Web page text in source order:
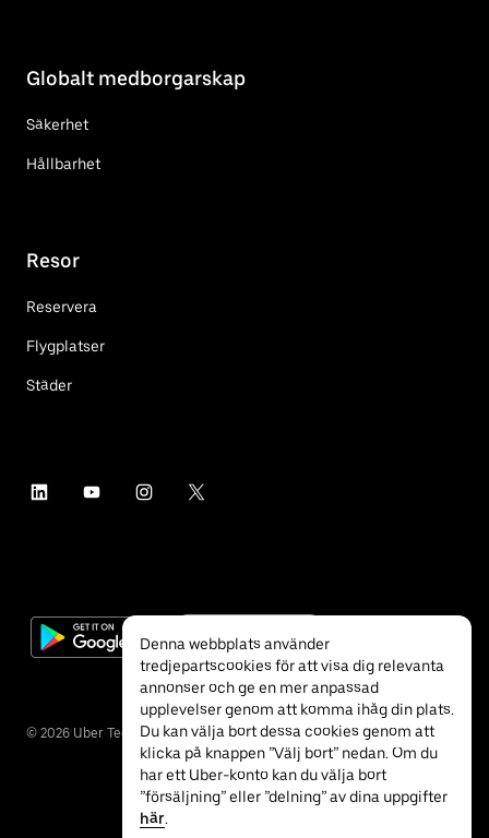
Globalt medborgarskap
Säkerhet
Hållbarhet
Resor
Reservera
Flygplatser
Städer
© 2026 Uber Technologies Inc.
Denna webbplats använder
tredjepartscookies för att visa dig relevanta
annonser och ge en mer anpassad
upplevelser genom att komma ihåg din plats.
Du kan välja bort dessa cookies genom att
klicka på knappen ”Välj bort” nedan. Om du
har ett Uber-konto kan du välja bort
”försäljning” eller ”delning” av dina uppgifter
här.